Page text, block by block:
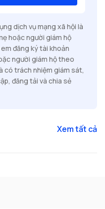
dịch vụ mạng xã hội là
hoặc người giám hộ
đăng ký tài khoản
người giám hộ theo
có trách nhiệm giám sát,
đăng tải và chia sẻ
Xem tất cả